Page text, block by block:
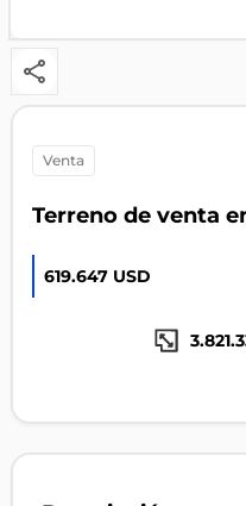
venta
Terreno de venta
619.647 USD